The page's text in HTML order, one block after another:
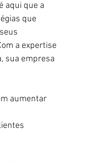
aqui que a
que
a expertise
sua empresa
aumentar